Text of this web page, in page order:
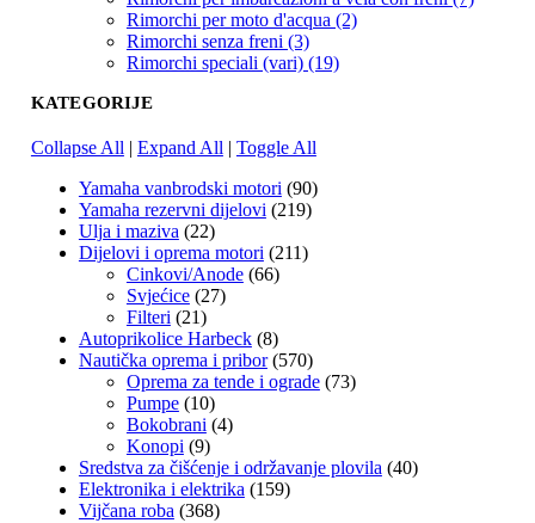
Rimorchi per moto d'acqua (2)
Rimorchi senza freni (3)
Rimorchi speciali (vari) (19)
KATEGORIJE
Collapse All | Expand All | Toggle All
Yamaha vanbrodski motori (90)
Yamaha rezervni dijelovi (219)
Ulja i maziva (22)
Dijelovi i oprema motori (211)
Cinkovi/Anode (66)
Svjećice (27)
Filteri (21)
Autoprikolice Harbeck (8)
Nautička oprema i pribor (570)
Oprema za tende i ograde (73)
Pumpe (10)
Bokobrani (4)
Konopi (9)
Sredstva za čišćenje i održavanje plovila (40)
Elektronika i elektrika (159)
Vijčana roba (368)